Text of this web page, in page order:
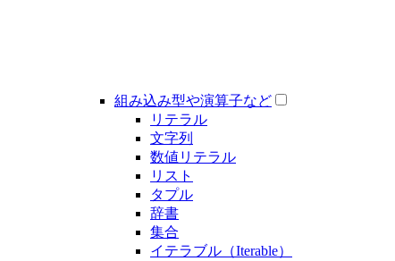
組み込み型や演算子など
リテラル
文字列
数値リテラル
リスト
タプル
辞書
集合
イテラブル（Iterable）